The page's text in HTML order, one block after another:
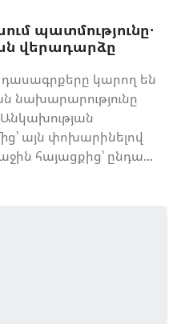
պատմությունը․
վերադարձը
դասագրքերը կարող են
նախարարությունը
այն փոխարինելով
հայացքից՝ ընդա...